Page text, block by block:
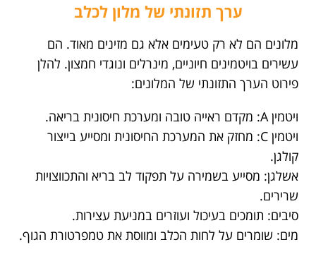
ערך תזונתי של מלון לכלב
מלונים הם לא רק טעימים אלא גם מזינים מאוד. הם
עשירים בויטמינים חיוניים, מינרלים ונוגדי חמצון. להלן
פירוט הערך התזונתי של המלונים:
ויטמין A: מקדם ראייה טובה ומערכת חיסונית בריאה.
ויטמין C: מחזק את המערכת החיסונית ומסייע בייצור
קולגן.
אשלגן: מסייע בשמירה על תפקוד לב בריא והתכווצויות
שרירים.
סיבים: תומכים בעיכול ועוזרים במניעת עצירות.
מים: שומרים על לחות הכלב ומווסת את טמפרטורת הגוף.